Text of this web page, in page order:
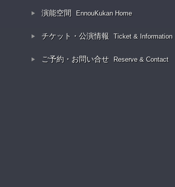
演能空間 EnnouKukan Home
チケット・公演情報 Ticket & Information
ご予約・お問い合せ Reserve & Contact